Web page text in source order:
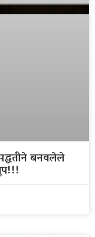
बनवलेले